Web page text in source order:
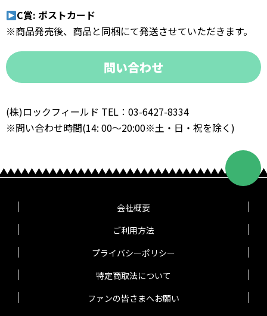
C賞: ポストカード
※商品発売後、商品と同梱にて発送させていただきます。
問い合わせ
(株)ロックフィールド TEL：03-6427-8334
※問い合わせ時間(14: 00～20:00※土・日・祝を除く)
会社概要
ご利用方法
プライバシーポリシー
特定商取法について
ファンの皆さまへお願い